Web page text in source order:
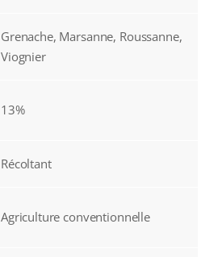
Grenache, Marsanne, Roussanne,
Viognier
13%
Récoltant
Agriculture conventionnelle